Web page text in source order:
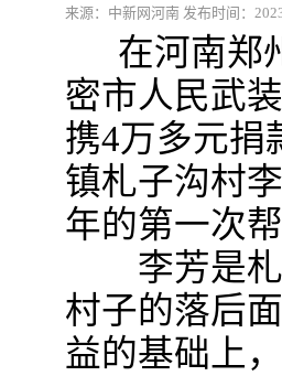
来源：中新网河南 发布时间：
在河南郑
密市人民武
携4万多元捐
镇札子沟村
年的第一次帮
李芳是札
村子的落后
益的基础上